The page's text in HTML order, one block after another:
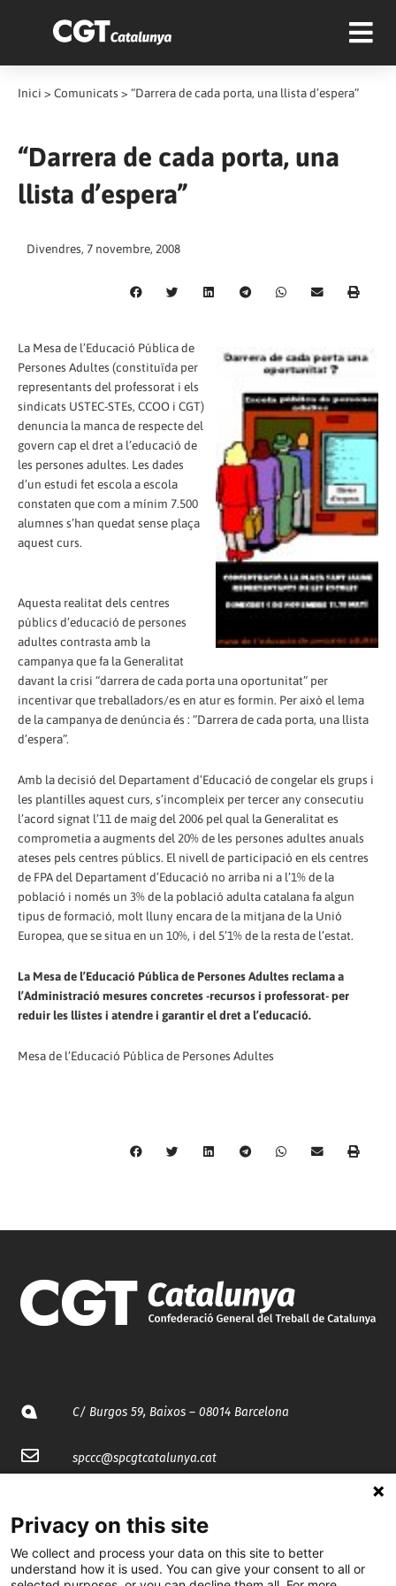
Inici > Comunicats > “Darrera de cada porta, una llista d’espera”
“Darrera de cada porta, una
llista d’espera”
Divendres, 7 novembre, 2008
La Mesa de l’Educació Pública de
Persones Adultes (constituïda per
representants del professorat i els
sindicats USTEC-STEs, CCOO i CGT)
denuncia la manca de respecte del
govern cap el dret a l’educació de
les persones adultes. Les dades
d’un estudi fet escola a escola
constaten que com a mínim 7.500
alumnes s’han quedat sense plaça
aquest curs.
Aquesta realitat dels centres
públics d’educació de persones
adultes contrasta amb la
campanya que fa la Generalitat
davant la crisi “darrera de cada porta una oportunitat” per
incentivar que treballadors/es en atur es formin. Per això el lema
de la campanya de denúncia és : “Darrera de cada porta, una llista
d’espera”.
Amb la decisió del Departament d’Educació de congelar els grups i
les plantilles aquest curs, s’incompleix per tercer any consecutiu
l’acord signat l’11 de maig del 2006 pel qual la Generalitat es
comprometia a augments del 20% de les persones adultes anuals
ateses pels centres públics. El nivell de participació en els centres
de FPA del Departament d’Educació no arriba ni a l’1% de la
població i només un 3% de la població adulta catalana fa algun
tipus de formació, molt lluny encara de la mitjana de la Unió
Europea, que se situa en un 10%, i del 5’1% de la resta de l’estat.
La Mesa de l’Educació Pública de Persones Adultes reclama a
l’Administració mesures concretes -recursos i professorat- per
reduir les llistes i atendre i garantir el dret a l’educació.
Mesa de l’Educació Pública de Persones Adultes
C/ Burgos 59, Baixos – 08014 Barcelona
spccc@spcgtcatalunya.cat
@CGTCatalunya
Privacy on this site
We collect and process your data on this site to better
understand how it is used. You can give your consent to all or